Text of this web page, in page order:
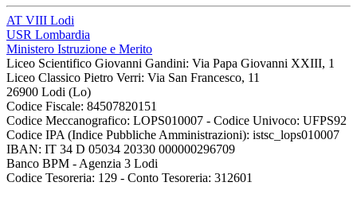
AT VIII Lodi
USR Lombardia
Ministero Istruzione e Merito
Liceo Scientifico Giovanni Gandini: Via Papa Giovanni XXIII, 1
Liceo Classico Pietro Verri: Via San Francesco, 11
26900 Lodi (Lo)
Codice Fiscale: 84507820151
Codice Meccanografico: LOPS010007 - Codice Univoco: UFPS92
Codice IPA (Indice Pubbliche Amministrazioni): istsc_lops010007
IBAN: IT 34 D 05034 20330 000000296709
Banco BPM - Agenzia 3 Lodi
Codice Tesoreria: 129 - Conto Tesoreria: 312601